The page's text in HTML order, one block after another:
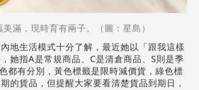
滿，現時育有兩子。
（圖：星島）
地生活模式十分了解，最近她以「跟我這樣
她指A是常規商品、C是清倉商品、S則是季
都有分別，黃色標籤是限時減價貨，綠色標
的貨品，但提醒大家要看清楚貨品到期日，